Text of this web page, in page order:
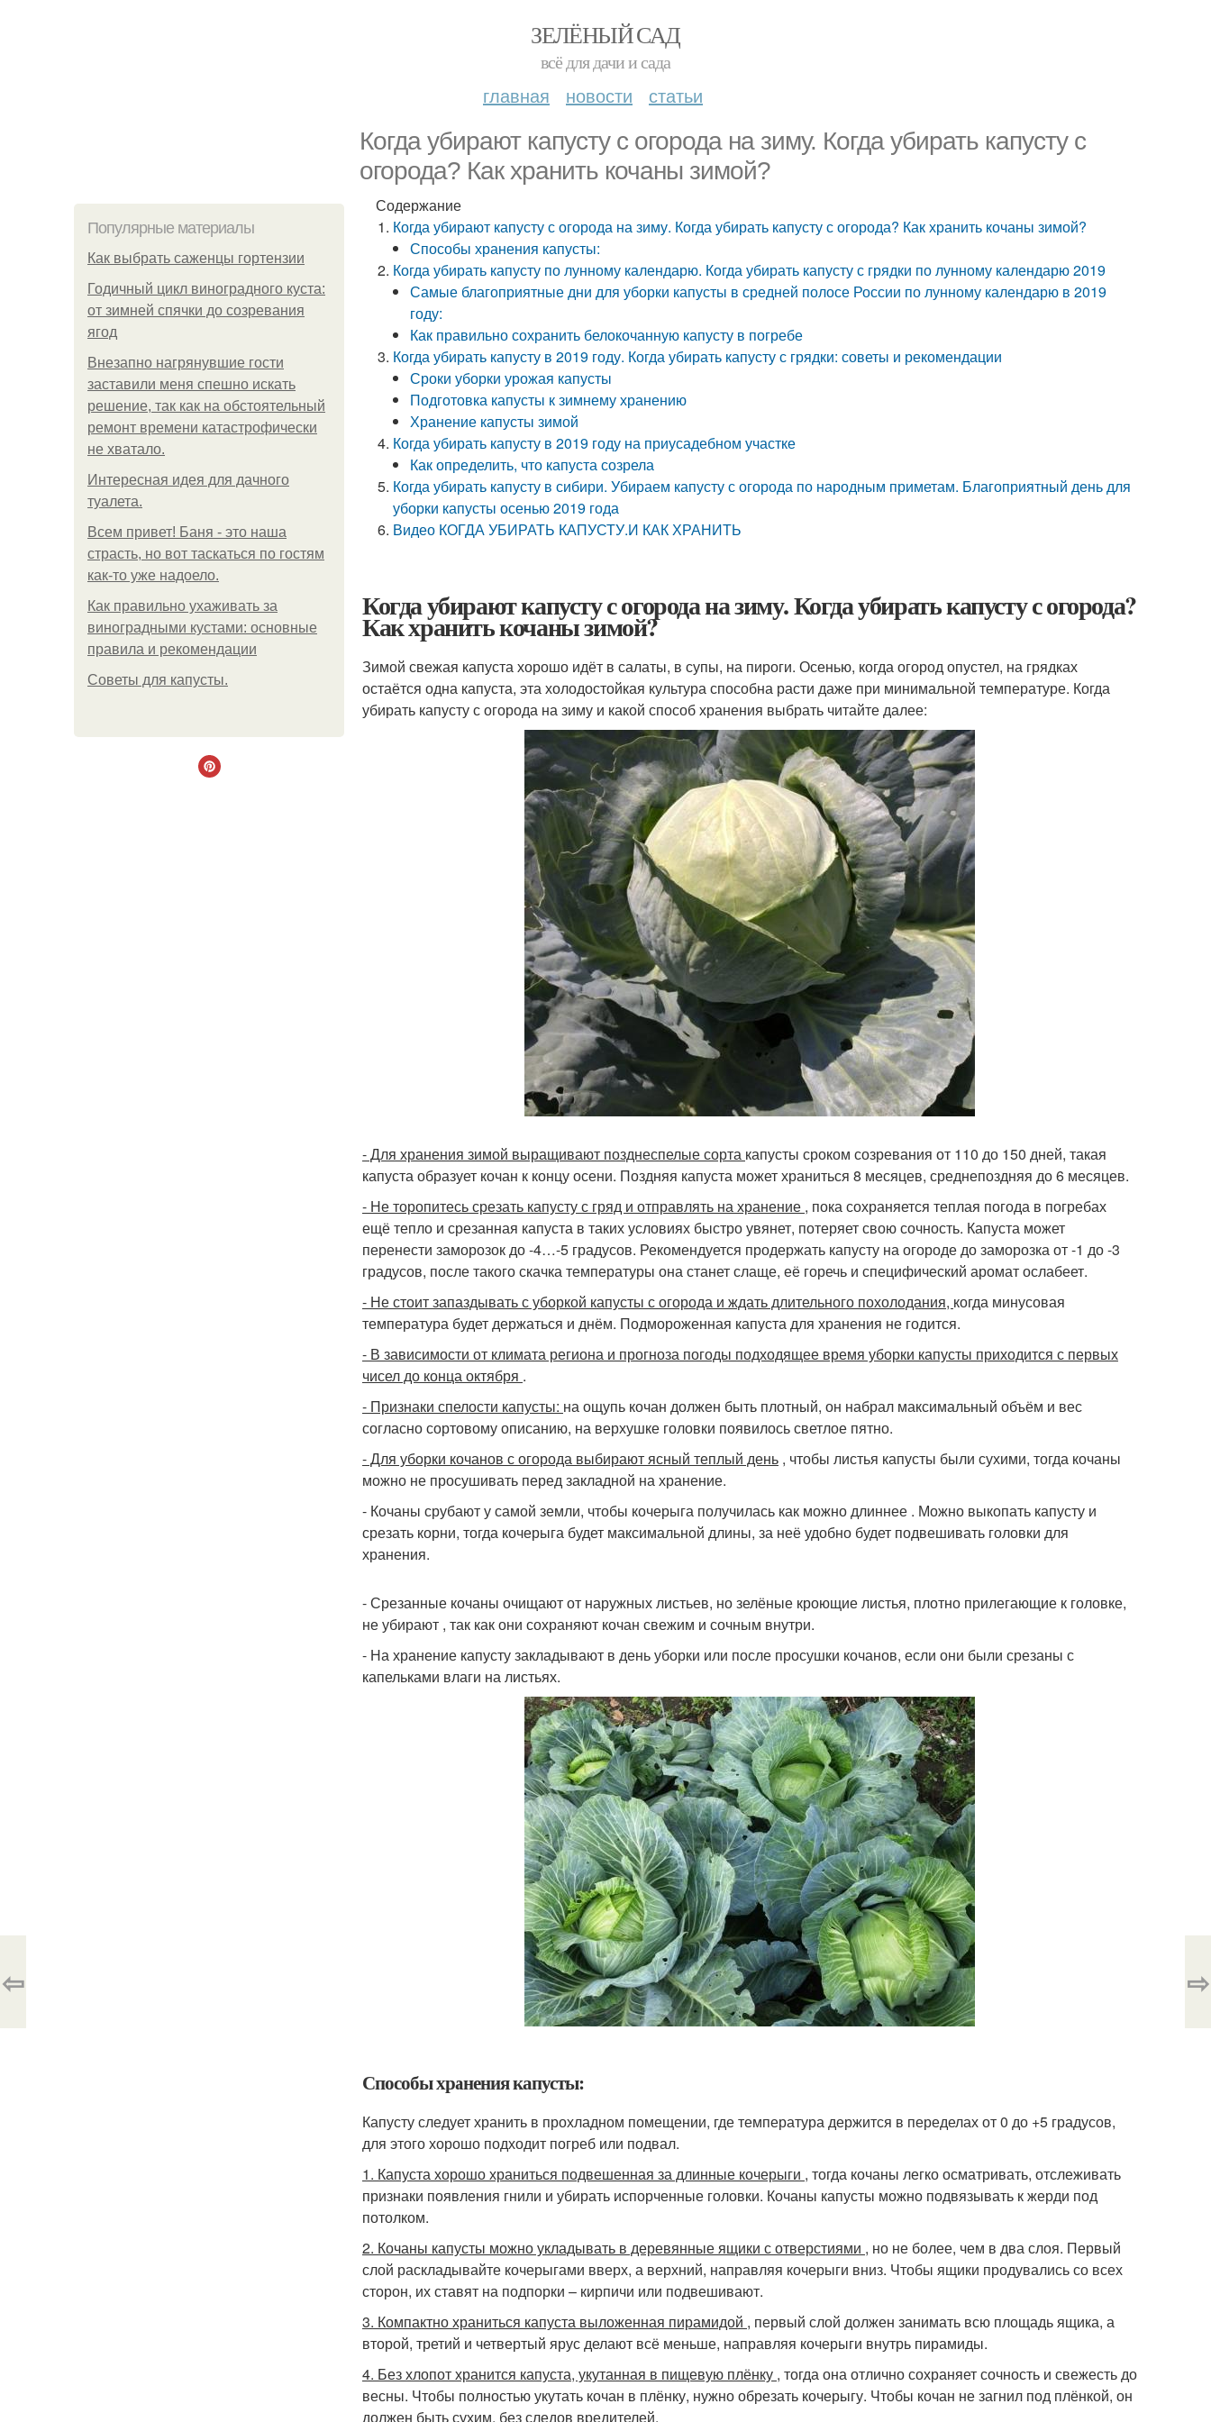
ЗЕЛЁНЫЙ САД
всё для дачи и сада
главная новости статьи
Когда убирают капусту с огорода на зиму. Когда убирать капусту с
огорода? Как хранить кочаны зимой?
Популярные материалы
Как выбрать саженцы гортензии
Годичный цикл виноградного куста:
от зимней спячки до созревания
ягод
Внезапно нагрянувшие гости
заставили меня спешно искать
решение, так как на обстоятельный
ремонт времени катастрофически
не хватало.
Интересная идея для дачного
туалета.
Всем привет! Баня - это наша
страсть, но вот таскаться по гостям
как-то уже надоело.
Как правильно ухаживать за
виноградными кустами: основные
правила и рекомендации
Советы для капусты.
Содержание
Когда убирают капусту с огорода на зиму. Когда убирать капусту с огорода? Как хранить кочаны зимой?
Способы хранения капусты:
Когда убирать капусту по лунному календарю. Когда убирать капусту с грядки по лунному календарю 2019
Самые благоприятные дни для уборки капусты в средней полосе России по лунному календарю в 2019
году:
Как правильно сохранить белокочанную капусту в погребе
Когда убирать капусту в 2019 году. Когда убирать капусту с грядки: советы и рекомендации
Сроки уборки урожая капусты
Подготовка капусты к зимнему хранению
Хранение капусты зимой
Когда убирать капусту в 2019 году на приусадебном участке
Как определить, что капуста созрела
Когда убирать капусту в сибири. Убираем капусту с огорода по народным приметам. Благоприятный день для
уборки капусты осенью 2019 года
Видео КОГДА УБИРАТЬ КАПУСТУ.И КАК ХРАНИТЬ
Когда убирают капусту с огорода на зиму. Когда убирать капусту с огорода?
Как хранить кочаны зимой?
Зимой свежая капуста хорошо идёт в салаты, в супы, на пироги. Осенью, когда огород опустел, на грядках
остаётся одна капуста, эта холодостойкая культура способна расти даже при минимальной температуре. Когда
убирать капусту с огорода на зиму и какой способ хранения выбрать читайте далее:
- Для хранения зимой выращивают позднеспелые сорта капусты сроком созревания от 110 до 150 дней, такая
капуста образует кочан к концу осени. Поздняя капуста может храниться 8 месяцев, среднепоздняя до 6 месяцев.
- Не торопитесь срезать капусту с гряд и отправлять на хранение , пока сохраняется теплая погода в погребах
ещё тепло и срезанная капуста в таких условиях быстро увянет, потеряет свою сочность. Капуста может
перенести заморозок до -4…-5 градусов. Рекомендуется продержать капусту на огороде до заморозка от -1 до -3
градусов, после такого скачка температуры она станет слаще, её горечь и специфический аромат ослабеет.
- Не стоит запаздывать с уборкой капусты с огорода и ждать длительного похолодания, когда минусовая
температура будет держаться и днём. Подмороженная капуста для хранения не годится.
- В зависимости от климата региона и прогноза погоды подходящее время уборки капусты приходится с первых
чисел до конца октября .
- Признаки спелости капусты: на ощупь кочан должен быть плотный, он набрал максимальный объём и вес
согласно сортовому описанию, на верхушке головки появилось светлое пятно.
- Для уборки кочанов с огорода выбирают ясный теплый день , чтобы листья капусты были сухими, тогда кочаны
можно не просушивать перед закладной на хранение.
- Кочаны срубают у самой земли, чтобы кочерыга получилась как можно длиннее . Можно выкопать капусту и
срезать корни, тогда кочерыга будет максимальной длины, за неё удобно будет подвешивать головки для
хранения.
- Срезанные кочаны очищают от наружных листьев, но зелёные кроющие листья, плотно прилегающие к головке,
не убирают , так как они сохраняют кочан свежим и сочным внутри.
- На хранение капусту закладывают в день уборки или после просушки кочанов, если они были срезаны с
капельками влаги на листьях.
Способы хранения капусты:
Капусту следует хранить в прохладном помещении, где температура держится в переделах от 0 до +5 градусов,
для этого хорошо подходит погреб или подвал.
1. Капуста хорошо храниться подвешенная за длинные кочерыги , тогда кочаны легко осматривать, отслеживать
признаки появления гнили и убирать испорченные головки. Кочаны капусты можно подвязывать к жерди под
потолком.
2. Кочаны капусты можно укладывать в деревянные ящики с отверстиями , но не более, чем в два слоя. Первый
слой раскладывайте кочерыгами вверх, а верхний, направляя кочерыги вниз. Чтобы ящики продувались со всех
сторон, их ставят на подпорки – кирпичи или подвешивают.
3. Компактно храниться капуста выложенная пирамидой , первый слой должен занимать всю площадь ящика, а
второй, третий и четвертый ярус делают всё меньше, направляя кочерыги внутрь пирамиды.
4. Без хлопот хранится капуста, укутанная в пищевую плёнку , тогда она отлично сохраняет сочность и свежесть до
весны. Чтобы полностью укутать кочан в плёнку, нужно обрезать кочерыгу. Чтобы кочан не загнил под плёнкой, он
должен быть сухим, без следов вредителей.
⇦ ⇨